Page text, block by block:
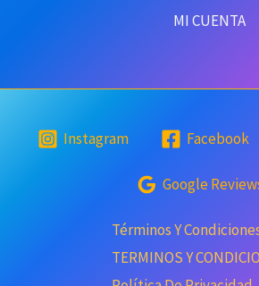
MI CUENTA
Instagram Facebook
Google
Términos Y
TERMINOS Y